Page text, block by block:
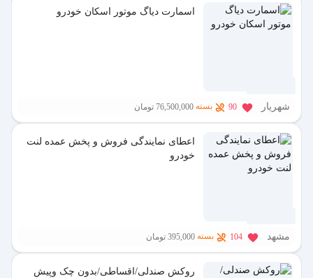
اسمارت دیاگ موتور اسکان خودرو
شهریار 90 بسته 76,500,000 تومان
اعطای نمایندگی فروش و پخش عمده لنت
خودرو
مشهد 104 بسته 395,000 تومان
روکش صندلی/اقساطی/بدون چک وپیش